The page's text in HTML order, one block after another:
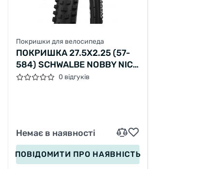
Покришки для велосипеда
ПОКРИШКА 27.5X2.25 (57-
584) SCHWALBE NOBBY NIC
PERF, TWINSKIN, TLR B/B
0 відгуків
Немає в наявності
ПОВІДОМИТИ ПРО НАЯВНІСТЬ